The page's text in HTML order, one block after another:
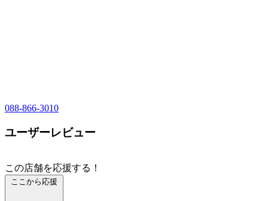
088-866-3010
ユーザーレビュー
この店舗を応援する！
ここから応援